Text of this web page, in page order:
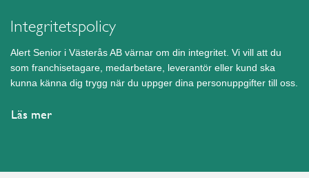
Integritetspolicy
Alert Senior i Västerås AB värnar om din integritet. Vi vill att du
som franchisetagare, medarbetare, leverantör eller kund ska
kunna känna dig trygg när du uppger dina personuppgifter till oss.
Läs mer